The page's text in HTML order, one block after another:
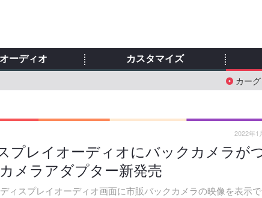
ーディオ カスタマイズ
カー
プレイオーディオにバックカメラが
メラアダプター新発売
ィスプレイオーディオ画面に市販バックカメラの映像を表示で
2022年1